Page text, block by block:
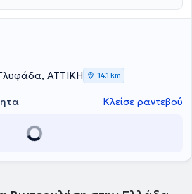
ΑΤΤΙΚΗ 14,1 km
Κλείσε ραντεβού